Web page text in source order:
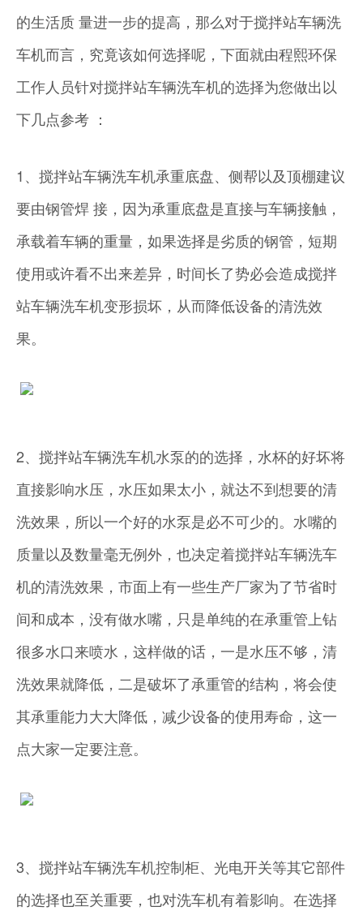
的生活质 量进一步的提高，那么对于搅拌站车辆洗
车机而言，究竟该如何选择呢，下面就由程熙环保
工作人员针对搅拌站车辆洗车机的选择为您做出以
下几点参考 ：
1、搅拌站车辆洗车机承重底盘、侧帮以及顶棚建议
要由钢管焊 接，因为承重底盘是直接与车辆接触，
承载着车辆的重量，如果选择是劣质的钢管，短期
使用或许看不出来差异，时间长了势必会造成搅拌
站车辆洗车机变形损坏，从而降低设备的清洗效
果。
2、搅拌站车辆洗车机水泵的的选择，水杯的好坏将
直接影响水压，水压如果太小，就达不到想要的清
洗效果，所以一个好的水泵是必不可少的。水嘴的
质量以及数量毫无例外，也决定着搅拌站车辆洗车
机的清洗效果，市面上有一些生产厂家为了节省时
间和成本，没有做水嘴，只是单纯的在承重管上钻
很多水口来喷水，这样做的话，一是水压不够，清
洗效果就降低，二是破坏了承重管的结构，将会使
其承重能力大大降低，减少设备的使用寿命，这一
点大家一定要注意。
3、搅拌站车辆洗车机控制柜、光电开关等其它部件
的选择也至关重要，也对洗车机有着影响。在选择